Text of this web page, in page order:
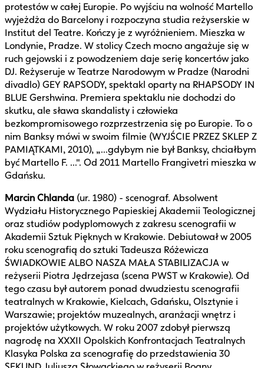
protestów w całej Europie. Po wyjściu na wolność Martello
wyjeżdża do Barcelony i rozpoczyna studia reżyserskie w
Institut del Teatre. Kończy je z wyróżnieniem. Mieszka w
Londynie, Pradze. W stolicy Czech mocno angażuje się w
ruch gejowski i z powodzeniem daje serię koncertów jako
DJ. Reżyseruje w Teatrze Narodowym w Pradze (Narodni
divadlo) GEY RAPSODY, spektakl oparty na RHAPSODY IN
BLUE Gershwina. Premiera spektaklu nie dochodzi do
skutku, ale sława skandalisty i człowieka
bezkompromisowego rozprzestrzenia się po Europie. To o
nim Banksy mówi w swoim filmie (WYJŚCIE PRZEZ SKLEP Z
PAMIĄTKAMI, 2010), „...gdybym nie był Banksy, chciałbym
być Martello F. ...". Od 2011 Martello Frangivetri mieszka w
Gdańsku.
Marcin Chlanda (ur. 1980) - scenograf. Absolwent
Wydziału Historycznego Papieskiej Akademii Teologicznej
oraz studiów podyplomowych z zakresu scenografii w
Akademii Sztuk Pięknych w Krakowie. Debiutował w 2005
roku scenografią do sztuki Tadeusza Różewicza
ŚWIADKOWIE ALBO NASZA MAŁA STABILIZACJA w
reżyserii Piotra Jędrzejasa (scena PWST w Krakowie). Od
tego czasu był autorem ponad dwudziestu scenografii
teatralnych w Krakowie, Kielcach, Gdańsku, Olsztynie i
Warszawie; projektów muzealnych, aranżacji wnętrz i
projektów użytkowych. W roku 2007 zdobył pierwszą
nagrodę na XXXII Opolskich Konfrontacjach Teatralnych
Klasyka Polska za scenografię do przedstawienia 30